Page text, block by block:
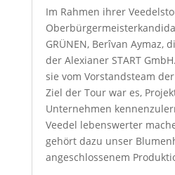
Im Rahmen ihrer
GRÜNEN, Berîvan Aymaz,
der Alexianer START
sie vom Vorstandsteam der
Ziel der Tour war es,
Unternehmen
Veedel lebenswerter
gehört dazu unser
angeschlossenem